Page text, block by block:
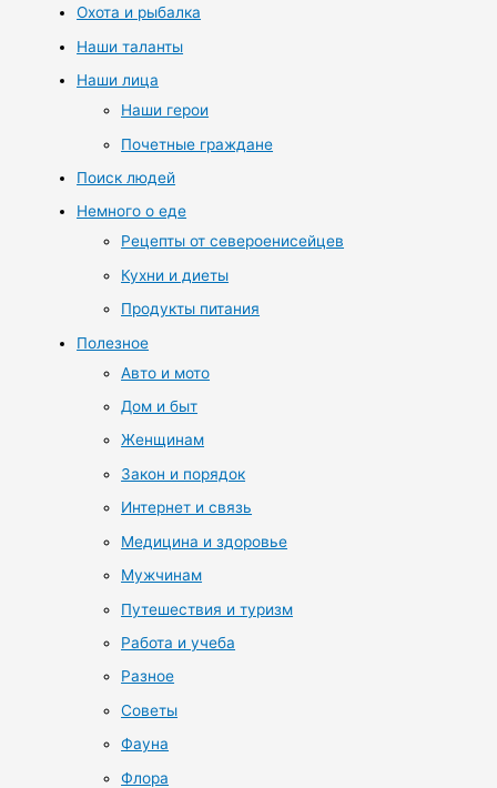
Охота и рыбалка
Наши таланты
Наши лица
Наши герои
Почетные граждане
Поиск людей
Немного о еде
Рецепты от североенисейцев
Кухни и диеты
Продукты питания
Полезное
Авто и мото
Дом и быт
Женщинам
Закон и порядок
Интернет и связь
Медицина и здоровье
Мужчинам
Путешествия и туризм
Работа и учеба
Разное
Советы
Фауна
Флора